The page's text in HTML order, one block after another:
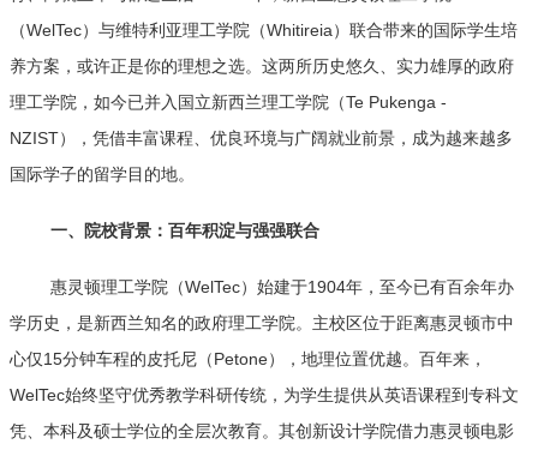
（WelTec）与维特利亚理工学院（Whitireia）联合带来的国际学生培
养方案，或许正是你的理想之选。这两所历史悠久、实力雄厚的政府
理工学院，如今已并入国立新西兰理工学院（Te Pukenga -
NZIST），凭借丰富课程、优良环境与广阔就业前景，成为越来越多
国际学子的留学目的地。
一、院校背景：百年积淀与强强联合
惠灵顿理工学院（WelTec）始建于1904年，至今已有百余年办
学历史，是新西兰知名的政府理工学院。主校区位于距离惠灵顿市中
心仅15分钟车程的皮托尼（Petone），地理位置优越。百年来，
WelTec始终坚守优秀教学科研传统，为学生提供从英语课程到专科文
凭、本科及硕士学位的全层次教育。其创新设计学院借力惠灵顿电影